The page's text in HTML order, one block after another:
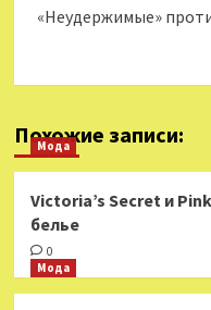
«Неудержимые»
Похожие записи:
Мода
Victoria’s Secret и
белье
0
Мода